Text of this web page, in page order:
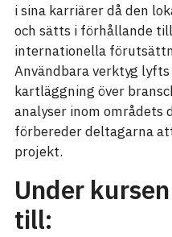
i sina karriärer då den
och sätts i förhållande
internationella
Användbara verktyg lyfts
kartläggning över
analyser inom områdets
förbereder deltagarna
projekt.
Under
till: